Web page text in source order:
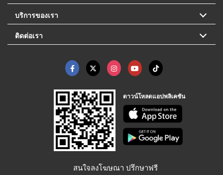
บริการของเรา
ติดต่อเรา
ดาวน์โหลดแอปพลิเคชัน
สนใจลงโฆษณา ปรึกษาฟรี